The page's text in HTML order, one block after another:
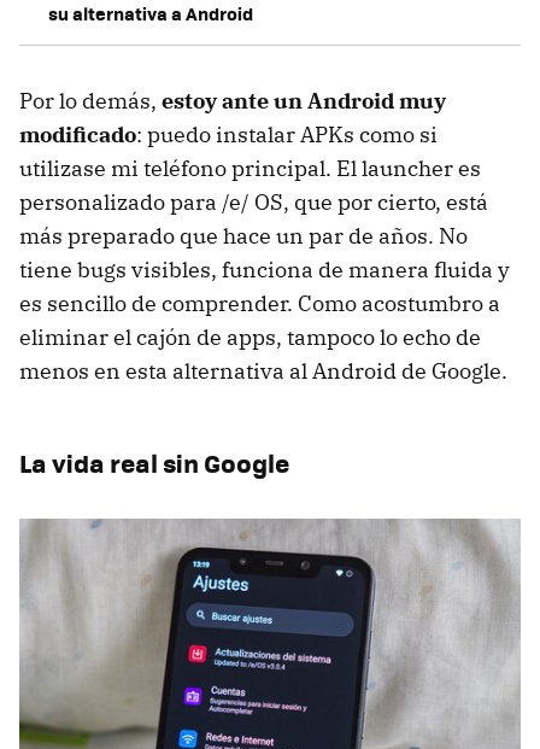
su alternativa a Android
Por lo demás, estoy ante un Android muy
modificado: puedo instalar APKs como si
utilizase mi teléfono principal. El launcher es
personalizado para /e/ OS, que por cierto, está
más preparado que hace un par de años. No
tiene bugs visibles, funciona de manera fluida y
es sencillo de comprender. Como acostumbro a
eliminar el cajón de apps, tampoco lo echo de
menos en esta alternativa al Android de Google.
La vida real sin Google